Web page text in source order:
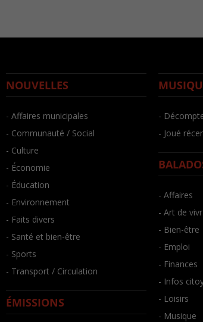
NOUVELLES
- Affaires municipales
- Communauté / Social
- Culture
- Économie
- Éducation
- Environnement
- Faits divers
- Santé et bien-être
- Sports
- Transport / Circulation
ÉMISSIONS
-
- Joué
- Affaires
- Art de
- Bien-être
- Emploi
- Finances
- Infos
- Loisirs
- Musique